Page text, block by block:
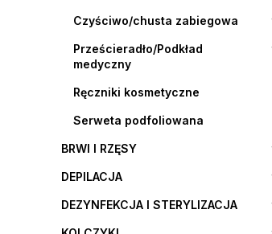
Czyściwo/chusta zabiegowa
Prześcieradło/Podkład
medyczny
Ręczniki kosmetyczne
Serweta podfoliowana
BRWI I RZĘSY
DEPILACJA
DEZYNFEKCJA I STERYLIZACJA